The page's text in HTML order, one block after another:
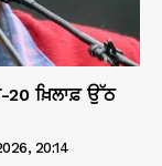
ਖ਼ਿਲਾਫ਼ ਉੱਠ
20:14